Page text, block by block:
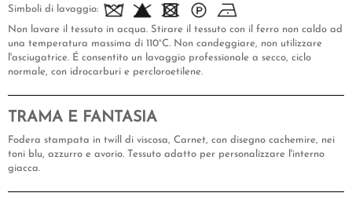
Simboli di lavaggio:
Non lavare il tessuto in acqua. Stirare il tessuto con il ferro non caldo ad
una temperatura massima di 110°C. Non candeggiare, non utilizzare
l'asciugatrice. É consentito un lavaggio professionale a secco, ciclo
normale, con idrocarburi e percloroetilene.
TRAMA E FANTASIA
Fodera stampata in twill di viscosa, Carnet, con disegno cachemire, nei
toni blu, azzurro e avorio. Tessuto adatto per personalizzare l'interno
giacca.